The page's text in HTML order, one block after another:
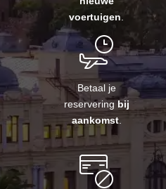
voertuigen
Betaal je
reservering bij
aankomst.